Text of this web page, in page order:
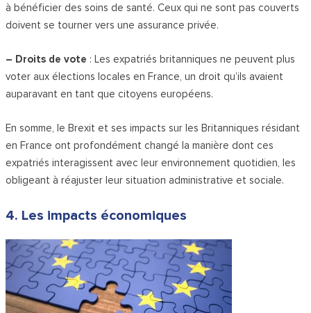
à bénéficier des soins de santé. Ceux qui ne sont pas couverts
doivent se tourner vers une assurance privée.
– Droits de vote : Les expatriés britanniques ne peuvent plus
voter aux élections locales en France, un droit qu’ils avaient
auparavant en tant que citoyens européens.
En somme, le Brexit et ses impacts sur les Britanniques résidant
en France ont profondément changé la manière dont ces
expatriés interagissent avec leur environnement quotidien, les
obligeant à réajuster leur situation administrative et sociale.
4. Les impacts économiques